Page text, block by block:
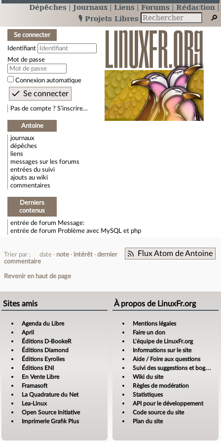
Dépêches Journaux Liens Forums
Rédaction
🎙️ Projets Libres
Se connecter
Identifiant
Mot de passe
Connexion automatique
Pas de compte ? S’inscrire…
Antoine
journaux
dépêches
liens
messages sur les forums
entrées du suivi
ajouts au wiki
commentaires
Derniers
contenus
entrée de forum Message:
entrée de forum Problème avec MySQL et php
Flux Atom de Antoine
Trier par : date note intérêt
dernier
commentaire
Revenir en haut de page
Sites amis
Agenda du Libre
April
Éditions D-BookeR
Éditions Diamond
Éditions Eyrolles
Éditions ENI
En Vente Libre
Framasoft
La Quadrature du Net
Lea-Linux
Open Source Initiative
Imprimerie Grafik Plus
À propos de LinuxFr.org
Mentions légales
Faire un don
L’équipe de LinuxFr.org
Informations sur le site
Aide / Foire aux questions
Suivi des suggestions et bogues
Wiki du site
Règles de modération
Statistiques
API pour le développement
Code source du site
Plan du site